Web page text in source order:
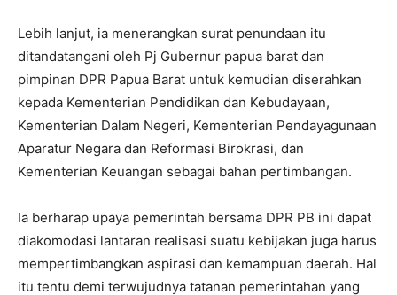
Lebih lanjut, ia menerangkan surat penundaan itu
ditandatangani oleh Pj Gubernur papua barat dan
pimpinan DPR Papua Barat untuk kemudian diserahkan
kepada Kementerian Pendidikan dan Kebudayaan,
Kementerian Dalam Negeri, Kementerian Pendayagunaan
Aparatur Negara dan Reformasi Birokrasi, dan
Kementerian Keuangan sebagai bahan pertimbangan.
Ia berharap upaya pemerintah bersama DPR PB ini dapat
diakomodasi lantaran realisasi suatu kebijakan juga harus
mempertimbangkan aspirasi dan kemampuan daerah. Hal
itu tentu demi terwujudnya tatanan pemerintahan yang